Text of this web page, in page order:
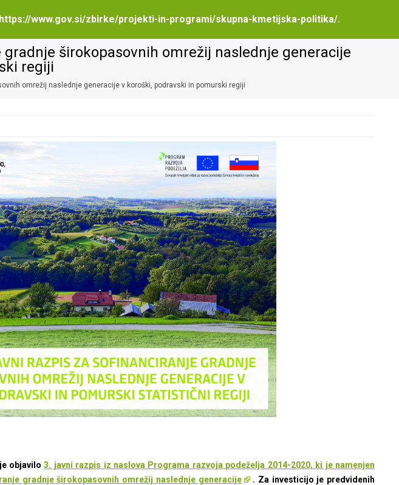
https://www.gov.si/zbirke/projekti-in-programi/skupna-kmetijska-politika/.
širokopasovnih omrežij naslednje generacije
regiji
omrežij naslednje generacije v koroški, podravski in pomurski regiji
objavilo3. javni razpis iz naslova Programa razvoja podeželja 2014-2020, ki je namenjen
gradnje širokopasovnih omrežij naslednje generacije
. Za investicijo je predvidenih